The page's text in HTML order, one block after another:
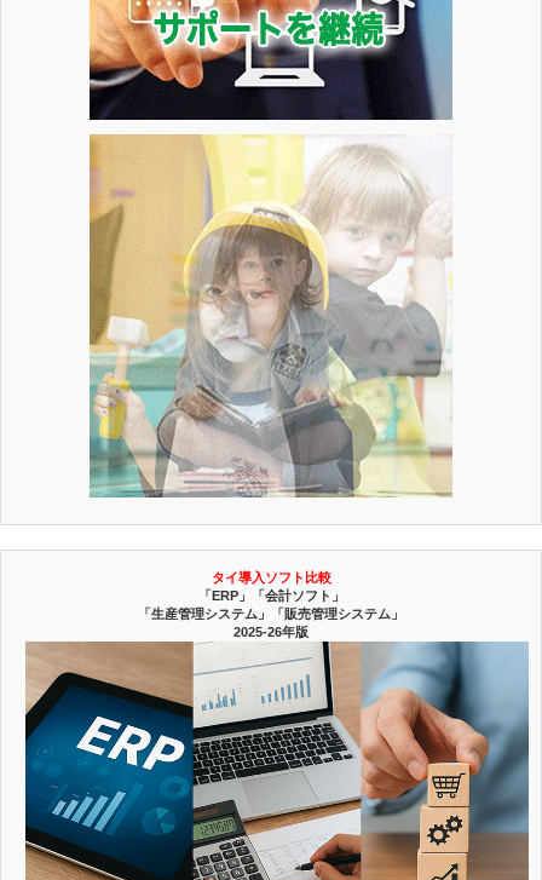
タイ導入ソフト比較
「ERP」「会計ソフト」
「生産管理システム」「販売管理システム」
2025-26年版